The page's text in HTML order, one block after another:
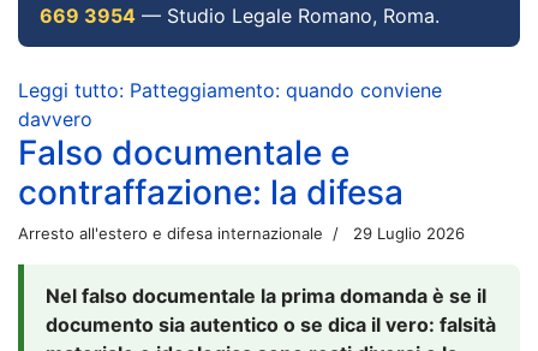
669 3954 — Studio Legale Romano, Roma.
Leggi tutto: Patteggiamento: quando conviene
davvero
Falso documentale e
contraffazione: la difesa
Arresto all'estero e difesa internazionale 29 Luglio 2026
Nel falso documentale la prima domanda è se il
documento sia autentico o se dica il vero: falsità